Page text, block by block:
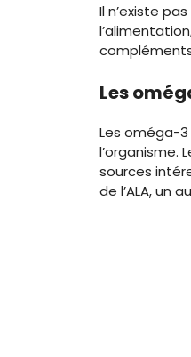
Il n’existe
Les
Les oméga-
l’organisme.
sources
de l’ALA, un